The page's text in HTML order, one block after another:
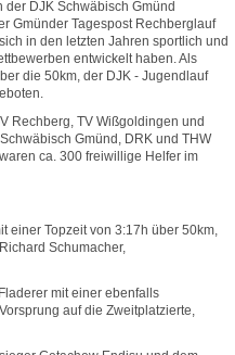
DJK Schwäbisch Gmünd
Gmünder Tagespost Rechberglauf
in den letzten Jahren sportlich und
entwickelt haben. Als
die 50km, der DJK - Jugendlauf
Rechberg, TV Wißgoldingen und
Gmünd, DRK und THW
ca. 300 freiwillige Helfer im
einer Topzeit von 3:17h über 50km,
Schumacher,
mit einer ebenfalls
auf die Zweitplatzierte,